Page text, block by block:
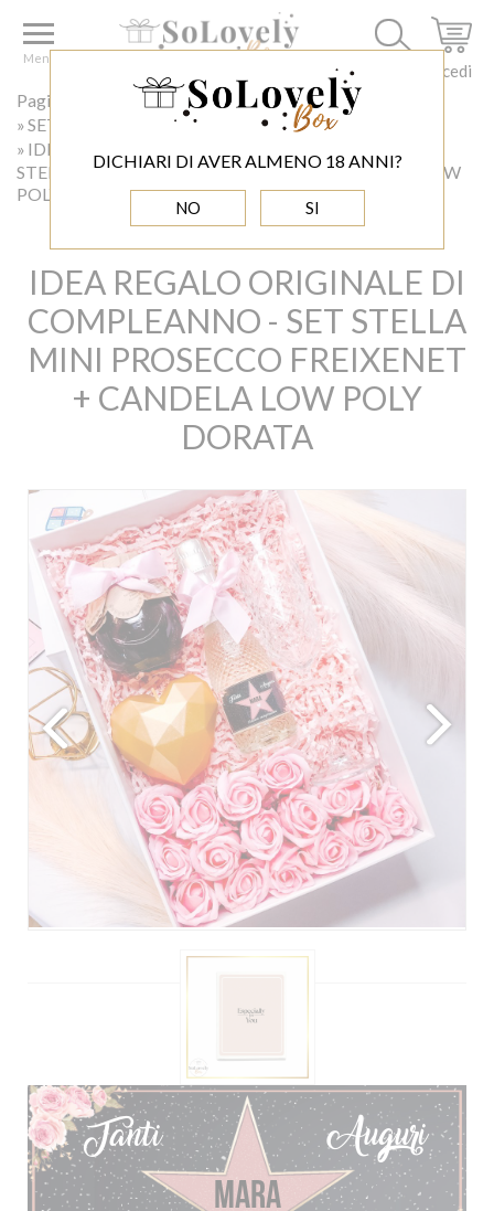
DICHIARI DI AVER ALMENO 18 ANNI?
NO SI
Accedi
Menu
Pagina principale
Confezioni regalo - Set
SET CON CANDELE
IDEA REGALO ORIGINALE DI COMPLEANNO - SET
STELLA MINI PROSECCO FREIXENET + CANDELA LOW
POLY DORATA
IDEA REGALO ORIGINALE DI
COMPLEANNO - SET STELLA
MINI PROSECCO FREIXENET
+ CANDELA LOW POLY
DORATA